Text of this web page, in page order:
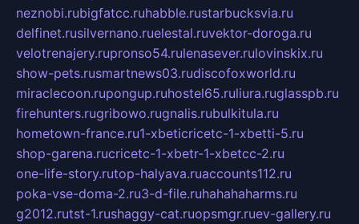
neznobi.rubigfatcc.ruhabble.rustarbucksvia.ru
delfinet.rusilvernano.ruelestal.ruvektor-doroga.ru
velotrenajery.rupronso54.rulenasever.rulovinskix.ru
show-pets.rusmartnews03.rudiscofoxworld.ru
miraclecoon.rupongup.ruhostel65.ruliura.ruglasspb.ru
firehunters.rugribowo.rugnalis.rubulkitula.ru
hometown-france.ru1-xbeticricetc-1-xbetti-5.ru
shop-garena.rucricetc-1-xbetr-1-xbetcc-2.ru
one-life-story.rutop-halyava.ruaccounts112.ru
poka-vse-doma-2.ru3-d-file.ruhahahaharms.ru
g2012.rutst-1.rushaggy-cat.ruopsmgr.ruev-gallery.ru